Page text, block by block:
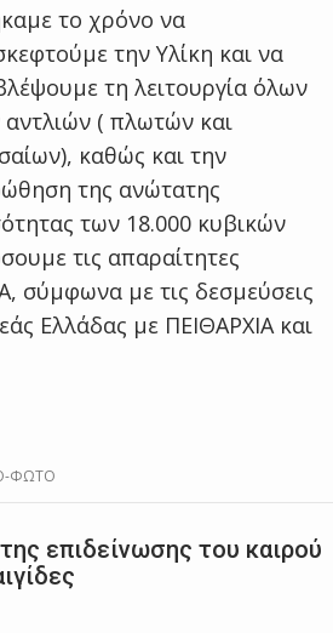
το χρόνο να
την Υλίκη και να
τη λειτουργία όλων
( πλωτών και
καθώς και την
της ανώτατης
των 18.000 κυβικών
τις απαραίτητες
σύμφωνα με τις δεσμεύσεις
Ελλάδας με ΠΕΙΘΑΡΧΙΑ και
ΦΩΤΟ
επιδείνωσης του καιρού